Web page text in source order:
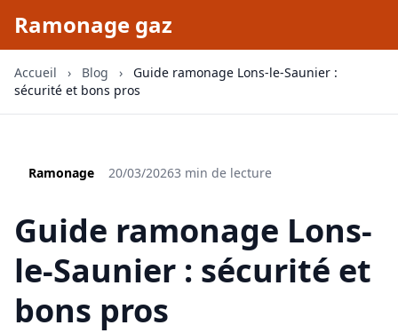
Ramonage gaz
Accueil › Blog ›
Guide ramonage Lons-le-Saunier :
sécurité et bons pros
Ramonage 20/03/20263 min de lecture
Guide ramonage Lons-
le-Saunier : sécurité et
bons pros